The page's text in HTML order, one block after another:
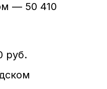
— 50 410
руб.